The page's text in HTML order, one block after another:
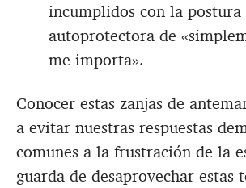
incumplidos con la postura
autoprotectora de
me importa».
Conocer estas zanjas de
a evitar nuestras respuestas
comunes a la frustración de la
guarda de desaprovechar estas